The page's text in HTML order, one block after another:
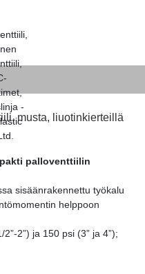
musta, liuotinkierteillä
palloventtiilin
sisäänrakennettu työkalu
helppoon
2”) ja 150 psi (3” ja 4”);